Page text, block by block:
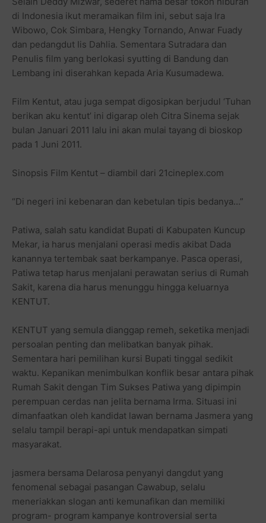
di Indonesia ikut meramaikan film ini, sebut saja Ira
Wibowo, Cok Simbara, Hengky Tornando, Anwar Fuady
dan pedangdut Iis Dahlia. Sementara Sutradara dan
Penulis film yang berlokasi syutting di Bandung dan
Lembang ini diserahkan kepada Aria Kusumadewa.
Film Kentut, atau juga sempat digosipkan berjudul ‘Tuhan
berikan aku kentut’ ini digarap oleh Citra Sinema sejak
bulan Januari 2011 lalu ini akan mulai tayang di bioskop
pada 1 Juni 2011.
Sinopsis Film Kentut – diambil dari 21cineplex.com
“Di negeri ini kebenaran dan kebetulan tipis bedanya…”
Patiwa, salah satu kandidat Bupati di Kabupaten Kuncup
Mekar, ia harus menjalani operasi medis akibat Dada
kanannya tertembak saat berkampanye. Pasca operasi,
Patiwa tetap harus menjalani perawatan serius di Rumah
Sakit, karena dia harus menunggu hingga keluarnya
KENTUT.
KENTUT yang semula dianggap remeh, seketika menjadi
persoalan penting dan melibatkan banyak pihak.
Sementara hari pemilihan kursi Bupati tinggal sedikit
waktu. Kepanikan menimbulkan konflik besar antara pihak
Rumah Sakit dengan Tim Sukses Patiwa yang dipimpin
perempuan cerdas nan jelita bernama Irma. Situasi ini
dimanfaatkan oleh kandidat lawan bernama Jasmera yang
selalu tampil berapi-api untuk mendapatkan simpati
masyarakat.
jasmera bersama Delarosa penyanyi dangdut yang
fenomenal sebagai pasangan Cawabup, selalu
meneriakkan slogan anti kemunafikan dan memiliki
program- program kampanye kontroversial serta